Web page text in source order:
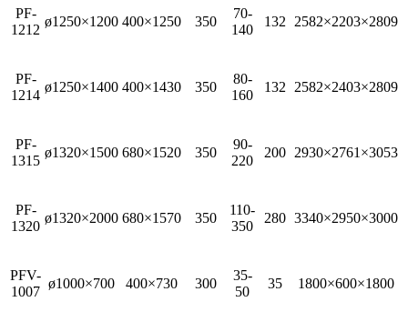
PF-
1212
ø1250×1200 400×1250 350
70-
140
132 2582×2203×2809
PF-
1214
ø1250×1400 400×1430 350
80-
160
132 2582×2403×2809
PF-
1315
ø1320×1500 680×1520 350
90-
220
200 2930×2761×3053
PF-
1320
ø1320×2000 680×1570 350
110-
350
280 3340×2950×3000
PFV-
1007
ø1000×700 400×730 300
35-
50
35 1800×600×1800